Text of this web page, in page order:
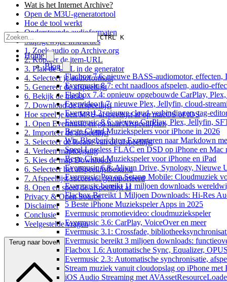
CTRL K
Home
Blog
Flacbox 7.6: nieuwe BASS-audiomotor, effecten,
Evermusic 8.7: echt naadloos afspelen, audio-
Flacbox 7.4: opnieuw opgebouwde CarPlay,
Evervideo 1.7: nieuwe Plex, Jellyfin, cloud-
Evertag 4.2: nieuwe cloud-verbindingen, tag-
Evermusic 8.6: nieuwe CarPlay, Plex, Jellyfin,
Beste Cloud Muziekspelers voor iPhone in 2026
Wix Blogberichten Exporteren naar Markdown
Speel Lossless FLAC en DSD op iPhone en Mac
Beste Cloud Muziekspeler voor iPhone en iPad
Evermusic 6.8: Aliyun Drive, Synology, Nieuwe
Evermusic Pro op Setapp Mobile: Cloudmuziek
Evermusic bereikt 11 miljoen downloads
Flacbox Bereikt 1 Miljoen Downloads: Hi-Res
5 Beste iPhone Muziekspeler Apps in 2025
Evermusic promotievideo: cloudmuziekspeler
Evermusic 3.6: CarPlay, VoiceOver en meer
Evermusic 3.1: Crossfade,
Evermusic bereikt 3 miljoen downloads:
Flacbox 1.6: Automatische Sync, Equalizer,
Evermusic 2.3: Automatische synchronisatie,
Stream muziek vanuit cloudopslag op iPhone met
iOS Audio Streaming met
Wat is het Internet Archive?
Open de M3U-generatortool
Hoe de tool werkt
Ondersteunde audioformaten
Stapsgewijze instructies
1. Zoek audio op Archive.org
2. Kopieer de item-URL
3. Plak de URL in de generator
4. Selecteer je audioformaat
5. Genereer de afspeellijst
6. Bekijk de tracks
7. Download de afspeellijst
Hoe speel je een M3U-afspeellijst af op macOS of iOS
1. Open Evermusic en ga naar Afspeellijsten
2. Importeer de afspeellijst
3. Selecteer de locatie van de afspeellijst
4. Verleen maptoegang
5. Kies de map Downloads
6. Selecteer het afspeellijstbestand
7. Afspeellijst succesvol geïmporteerd
8. Open en speel de afspeellijst af
Privacy & Open Source
Disclaimer
Conclusie
Veelgestelde vragen
Terug naar boven